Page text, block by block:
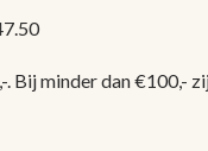
minder dan €100,-